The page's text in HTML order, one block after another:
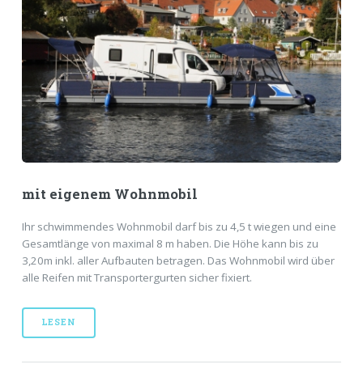
mit eigenem Wohnmobil
Ihr schwimmendes Wohnmobil darf bis zu 4,5 t wiegen und eine
Gesamtlänge von maximal 8 m haben. Die Höhe kann bis zu
3,20m inkl. aller Aufbauten betragen. Das Wohnmobil wird über
alle Reifen mit Transportergurten sicher fixiert.
LESEN